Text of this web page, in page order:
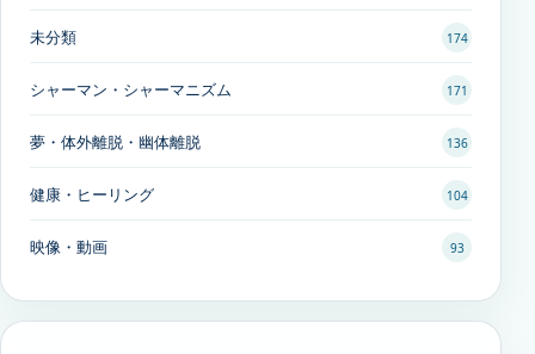
未分類 174
シャーマン・シャーマニズム 171
夢・体外離脱・幽体離脱 136
健康・ヒーリング 104
映像・動画 93